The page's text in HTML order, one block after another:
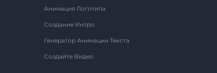
Анимация Логотипа
Создание Интро
Генератор Анимации Текста
Создайте Видео